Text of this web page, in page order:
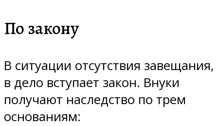
По закону
В ситуации отсутствия завещания,
в дело вступает закон. Внуки
получают наследство по трем
основаниям: